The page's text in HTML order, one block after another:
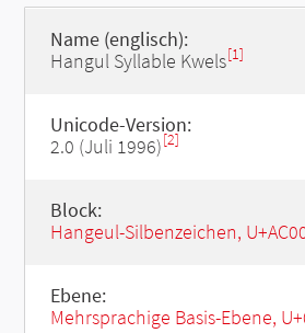
Name (englisch):
Hangul Syllable Kwels[1]
Unicode-Version:
2.0 (Juli 1996)[2]
Block:
Hangeul-Silbenzeichen,
Ebene:
Mehrsprachige Basis-Ebene,